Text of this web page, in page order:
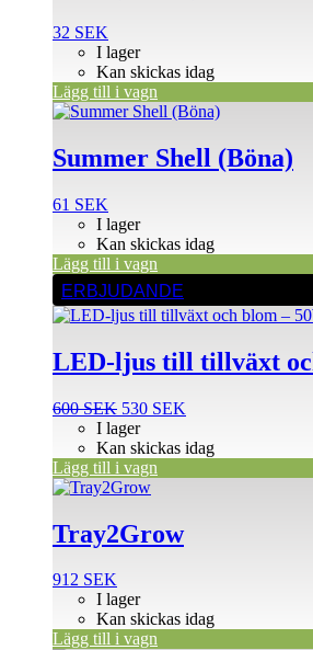
32 SEK
I lager
Kan skickas idag
Lägg till i vagn
Summer Shell (Böna)
61 SEK
I lager
Kan skickas idag
Lägg till i vagn
ERBJUDANDE
LED-ljus till tillväxt
600SEK Det
ursprungliga
priset
var:
600 SEK.
530 SEK
priset
I lager
Kan skickas idag
Lägg till i vagn
Tray2Grow
912 SEK
I lager
Kan skickas idag
Lägg till i vagn